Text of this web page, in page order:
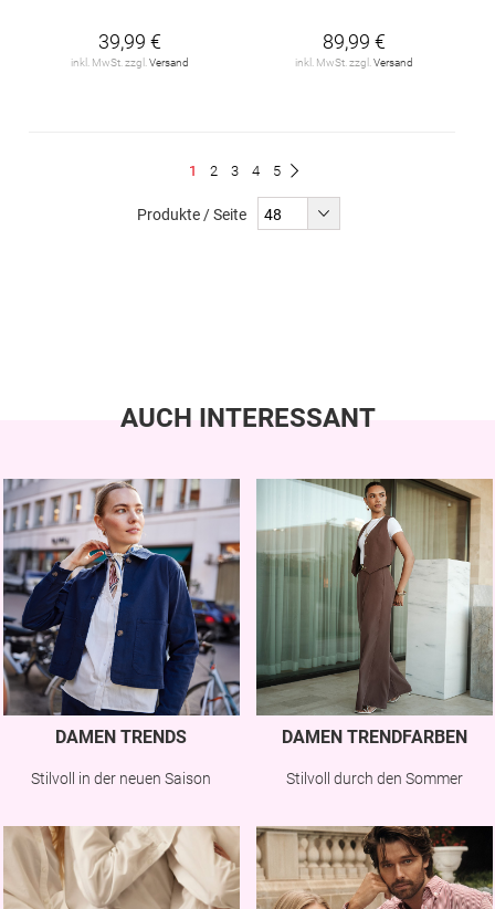
39,99 €
inkl. MwSt. zzgl. Versand
89,99 €
inkl. MwSt. zzgl. Versand
Du
1 Seite
2 Seite
3 Seite
4 Seite
5
Produkte / Seite
AUCH INTERESSANT
DAMEN TRENDS
Stilvoll in der neuen Saison
DAMEN TRENDFARBEN
Stilvoll durch den Sommer